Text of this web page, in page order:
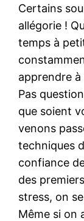
Certains
allégorie !
temps à
apprendre
Pas
que soient
venons
techniques
confiance
des
stress, on
Même si on